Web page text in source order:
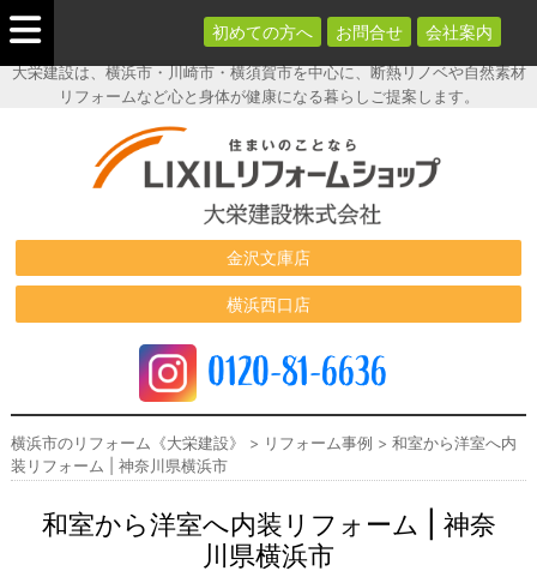
大栄建設は、横浜市・川崎市・横須賀市を中心に、断熱リノベや自然素材
リフォームなど心と身体が健康になる暮らしご提案します。
横浜市のリフ
ォーム《大栄
建設》
金沢文庫店
横浜西口店
0120-81-6636
初めての方へ お問合せ 会社案内
横浜市のリフォーム《大栄建設》 > リフォーム事例 > 和室から洋室へ内
装リフォーム | 神奈川県横浜市
和室から洋室へ内装リフォーム | 神奈
川県横浜市